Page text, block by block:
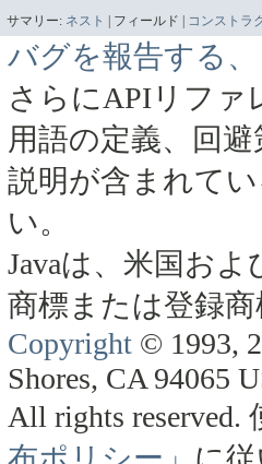
サマリー: ネスト | フィールド | コンストラ
バグを報告する
さらにAPIリファ
用語の定義、回
説明が含まれてい
い。
Javaは、米国お
商標または登録商
Copyright © 1993,
Shores, CA 94065
All rights reserved.